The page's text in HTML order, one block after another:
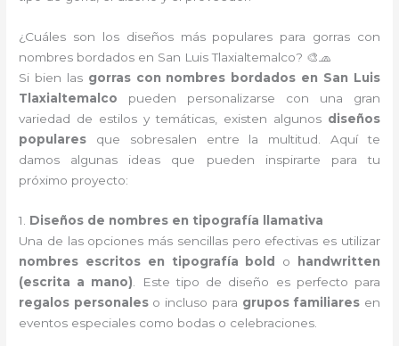
¿Cuáles son los diseños más populares para gorras con
nombres bordados en San Luis Tlaxialtemalco? 🎨🧢
Si bien las gorras con nombres bordados en San Luis
Tlaxialtemalco pueden personalizarse con una gran
variedad de estilos y temáticas, existen algunos diseños
populares que sobresalen entre la multitud. Aquí te
damos algunas ideas que pueden inspirarte para tu
próximo proyecto:
1. Diseños de nombres en tipografía llamativa
Una de las opciones más sencillas pero efectivas es utilizar
nombres escritos en tipografía bold
o
handwritten
(escrita a mano) . Este tipo de diseño es perfecto para
regalos personaleso incluso para grupos familiares en
eventos especiales como bodas o celebraciones.